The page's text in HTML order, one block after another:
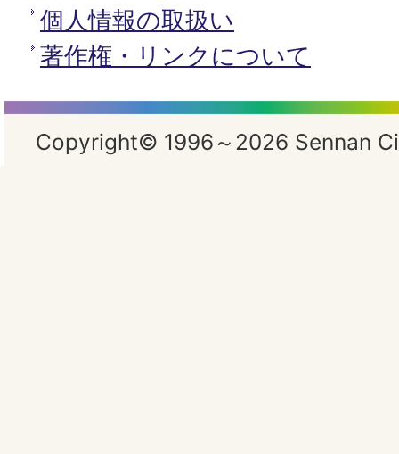
個人情報の取扱い
著作権・リンクについて
Copyright© 1996～2026 Sennan